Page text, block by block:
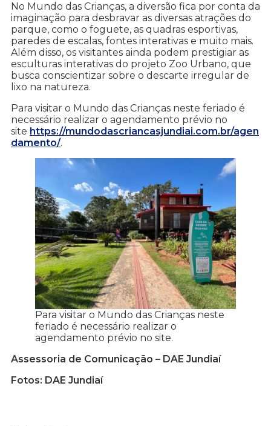
No Mundo das Crianças, a diversão fica por conta da
imaginação para desbravar as diversas atrações do
parque, como o foguete, as quadras esportivas,
paredes de escalas, fontes interativas e muito mais.
Além disso, os visitantes ainda podem prestigiar as
esculturas interativas do projeto Zoo Urbano, que
busca conscientizar sobre o descarte irregular de
lixo na natureza.
Para visitar o Mundo das Crianças neste feriado é
necessário realizar o agendamento prévio no
site https://mundodascriancasjundiai.com.br/agen
damento/.
Para visitar o Mundo das Crianças neste
feriado é necessário realizar o
agendamento prévio no site.
Assessoria de Comunicação – DAE Jundiaí
Fotos: DAE Jundiaí